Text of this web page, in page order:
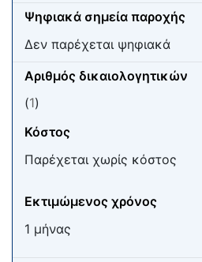
Ψηφιακά σημεία παροχής
Δεν παρέχεται ψηφιακά
Αριθμός δικαιολογητικών
(1)
Κόστος
Παρέχεται χωρίς κόστος
Εκτιμώμενος χρόνος
1 μήνας